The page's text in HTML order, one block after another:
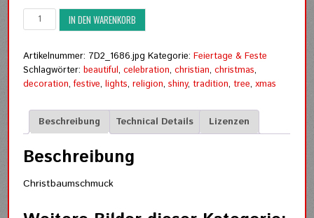
Christbaumschmuck
Menge
IN DEN WARENKORB
Artikelnummer: 7D2_1686.jpg Kategorie:Feiertage & Feste
Schlagwörter:beautiful,celebration,christian,christmas,
decoration,festive,lights,religion,shiny,tradition,tree,xmas
Beschreibung Technical Details Lizenzen
Beschreibung
Christbaumschmuck